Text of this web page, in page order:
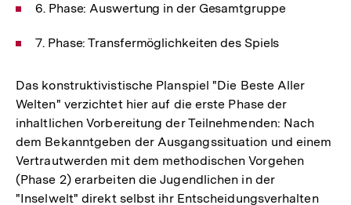
6. Phase: Auswertung in der Gesamtgruppe
7. Phase: Transfermöglichkeiten des Spiels
Das konstruktivistische Planspiel "Die Beste Aller
Welten" verzichtet hier auf die erste Phase der
inhaltlichen Vorbereitung der Teilnehmenden: Nach
dem Bekanntgeben der Ausgangssituation und einem
Vertrautwerden mit dem methodischen Vorgehen
(Phase 2) erarbeiten die Jugendlichen in der
"Inselwelt" direkt selbst ihr Entscheidungsverhalten